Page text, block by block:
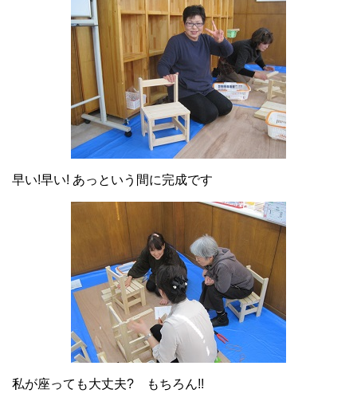
早い!早い! あっという間に完成です
私が座っても大丈夫? もちろん!!